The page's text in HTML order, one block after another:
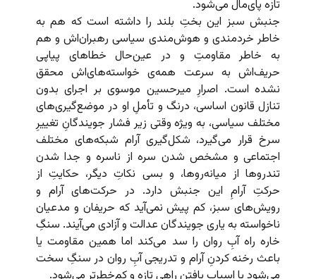
تازه پای‌مال می‌شود.
جنبش سبز این بختِ بلند را داشته است که هم به
خاطر خردمندی و هوش‌مندی سیاسی رهبران‌اش و هم
به خاطر مقاومتِ و در عین‌حال خطاهای پیاپی
حریف‌اش به سرعت همه‌ی خواسته‌های‌اش محقق
نشده است. اصرارِ میرحسین موسوی بر اجرای بدون
تنازل قانون اساسی، درنگ و تأملِ او در موضع‌گیری‌های
مختلف سیاسی، به ویژه وقتی زیر فشار جویندگانِ تغییرِ
سرخ قرار می‌گیرد، شکل‌گیری آرام شبکه‌های مختلف
اجتماعی و مشخص شدن سره از ناسره و جدا شدن
تندروها از میانه‌روها، و بسی نکاتِ دیگر، حکایتِ از
حرکتِ آرامِ این جنبش دارد. در حرکت‌های آرام و
رویش‌های سبز، کم پیش نمی‌آید که حریفان و مدعیان
ناخواسته به یاری جویندگان عدالت و آزادی می‌آیند. سنگِ
خاره راه آبِ روان را سد می‌کند اما همین مقاومت یا
باعث رخنه کردنِ آرام و تدریجی آبِ روان در سنگِ سخت